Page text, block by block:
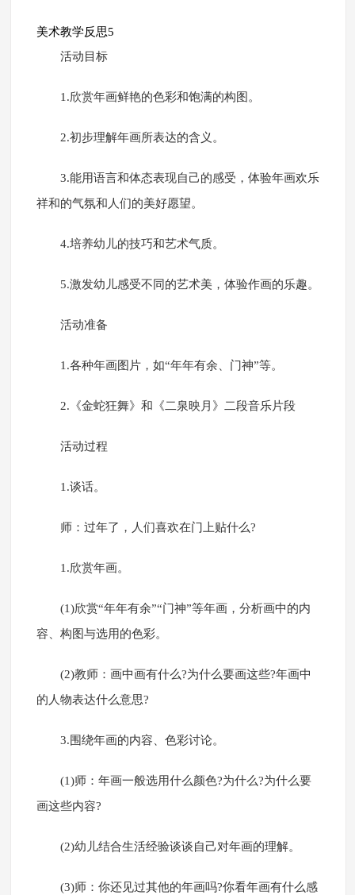
美术教学反思5
活动目标
1.欣赏年画鲜艳的色彩和饱满的构图。
2.初步理解年画所表达的含义。
3.能用语言和体态表现自己的感受，体验年画欢乐
祥和的气氛和人们的美好愿望。
4.培养幼儿的技巧和艺术气质。
5.激发幼儿感受不同的艺术美，体验作画的乐趣。
活动准备
1.各种年画图片，如“年年有余、门神”等。
2.《金蛇狂舞》和《二泉映月》二段音乐片段
活动过程
1.谈话。
师：过年了，人们喜欢在门上贴什么?
1.欣赏年画。
(1)欣赏“年年有余”“门神”等年画，分析画中的内
容、构图与选用的色彩。
(2)教师：画中画有什么?为什么要画这些?年画中
的人物表达什么意思?
3.围绕年画的内容、色彩讨论。
(1)师：年画一般选用什么颜色?为什么?为什么要
画这些内容?
(2)幼儿结合生活经验谈谈自己对年画的理解。
(3)师：你还见过其他的年画吗?你看年画有什么感